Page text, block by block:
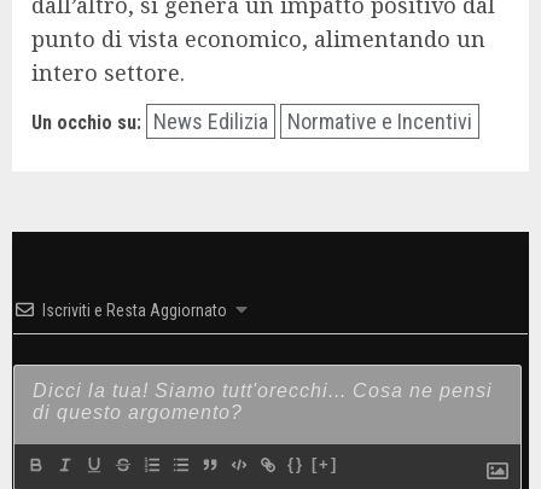
punto di vista economico, alimentando un
intero settore.
Un occhio su: News Edilizia Normative e Incentivi
Iscriviti e Resta Aggiornato
{} [+]